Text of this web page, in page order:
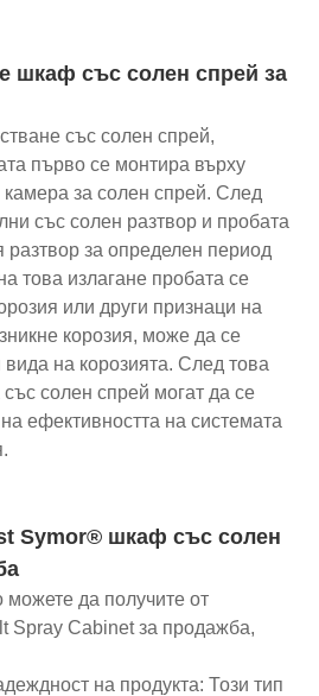
шкаф със солен спрей за
със солен спрей,
първо се монтира върху
за солен спрей. След
със солен разтвор и пробата
разтвор за определен период
това излагане пробата се
или други признаци на
корозия, може да се
на корозията. След това
със солен спрей могат да се
ефективността на системата
Symor® шкаф със солен
можете да получите от
Spray Cabinet за продажба,
на продукта: Този тип